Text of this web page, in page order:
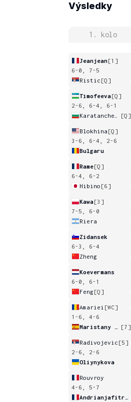
Výsledky
1. kolo
Jeanjean[1]
6-0, 7-5
Ristic [Q]
Timofeeva[Q]
2-6, 6-4, 6-1
[Q]
Blokhina [Q]
3-6, 6-4, 2-6
Bulgaru
Rame[Q]
6-4, 6-2
Hibino [6]
Kawa[3]
7-5, 6-0
Riera
Zidansek
6-3, 6-4
Zheng
Koevermans
6-0, 6-1
Feng[Q]
Amariei [WC]
1-6, 4-6
[7]
Radivojevic [5]
2-6, 2-6
Oliynykova
Rouvroy
4-6, 5-7